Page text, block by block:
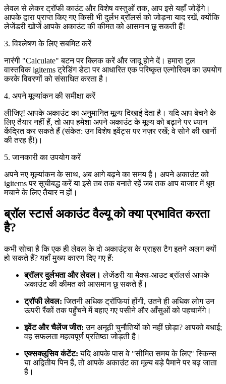
लेवल से लेकर ट्रॉफी काउंट और विशेष वस्तुओं तक, आप इसे यहाँ जोड़ेंगे।
आपके द्वारा प्राप्त किए गए किसी भी दुर्लभ ब्रॉलर्स को जोड़ना याद रखें, क्योंकि
लेजेंडरी खोजें आपके अकाउंट की कीमत को आसमान छू सकती हैं!
3. विश्लेषण के लिए सबमिट करें
नारंगी "Calculate" बटन पर क्लिक करें और जादू होने दें। हमारा टूल
वास्तविक igitems ट्रेडिंग डेटा पर आधारित एक परिष्कृत एल्गोरिदम का उपयोग
करके विवरणों को संसाधित करता है।
4. अपने मूल्यांकन की समीक्षा करें
लीजिए! आपके अकाउंट का अनुमानित मूल्य दिखाई देता है। यदि आप बेचने के
लिए तैयार नहीं हैं, तो आप हमेशा अपने अकाउंट के मूल्य को बढ़ाने पर ध्यान
केंद्रित कर सकते हैं (संकेत: उन विशेष इवेंट्स पर नज़र रखें; वे सोने की खानों
की तरह हैं!)।
5. जानकारी का उपयोग करें
अपने नए मूल्यांकन के साथ, अब आगे बढ़ने का समय है। अपने अकाउंट को
igitems पर सूचीबद्ध करें या इसे तब तक बनाते रहें जब तक आप बाजार में धूम
मचाने के लिए तैयार न हों।
ब्रॉल स्टार्स अकाउंट वैल्यू को क्या प्रभावित करता
है?
कभी सोचा है कि एक ही लेवल के दो अकाउंट्स के प्राइस टैग इतने अलग क्यों
हो सकते हैं? यहाँ मुख्य कारण दिए गए हैं:
ब्रॉलर दुर्लभता और लेवल। लेजेंडरी या मैक्स-आउट ब्रॉलर्स आपके
अकाउंट की कीमत को आसमान छू सकते हैं।
ट्रॉफी लेवल: जितनी अधिक ट्रॉफियां होंगी, उतने ही अधिक लोग उन
ऊपरी रैंकों तक पहुँचने में बहाए गए पसीने और आँसुओं को पहचानेंगे।
इवेंट और चैलेंज जीत: उन अनूठी चुनौतियों को नहीं छोड़ा? आपको बधाई;
वह सफलता महत्वपूर्ण प्रतिष्ठा जोड़ती है।
एक्सक्लूसिव कंटेंट: यदि आपके पास वे "सीमित समय के लिए" स्किन्स
या अद्वितीय पिन हैं, तो आपके अकाउंट का मूल्य बड़े पैमाने पर बढ़ जाता
है।